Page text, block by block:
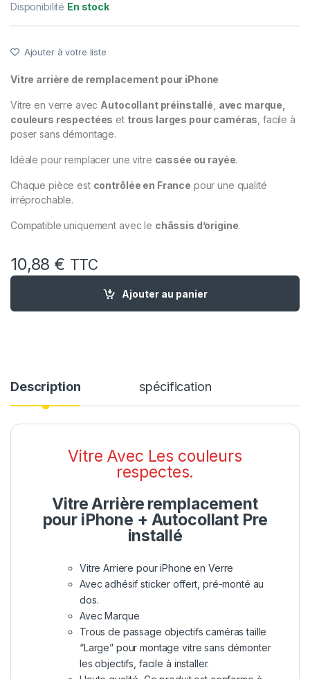
Disponibilité En stock
Ajouter à votre liste
Vitre arrière de remplacement pour iPhone
Vitre en verre avec Autocollant préinstallé avec marque,
couleurs respectées et trous larges pour caméras , facile à
poser sans démontage.
Idéale pour remplacer une vitre cassée ou rayée.
Chaque pièce est contrôlée en France pour une qualité
irréprochable.
Compatible uniquement avec le châssis d’origine.
10,88 € TTC
quantité de Vitre Arriere Remplacement iPhone 12 Pro Max
Ajouter au panier
Description spécification
Vitre Avec Les couleurs
respectes.
Vitre Arrière remplacement
pour iPhone + Autocollant Pre
installé
Vitre Arriere pour iPhone en Verre
Avec adhésif sticker offert, pré-monté au
dos.
Avec Marque
Trous de passage objectifs caméras taille
“Large” pour montage vitre sans démonter
les objectifs, facile à installer.